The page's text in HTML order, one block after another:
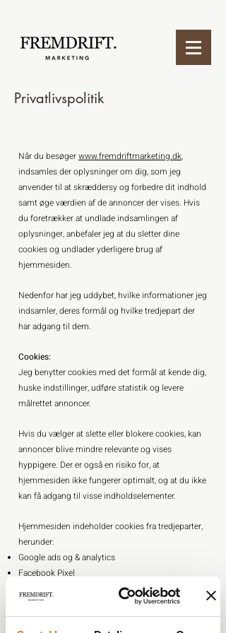
Privatlivspolitik
Når du besøgerwww.fremdriftmarketing.dk,
indsamles der oplysninger om dig, som jeg
anvender til at skræddersy og forbedre dit indhold
samt øge værdien af de annoncer der vises. Hvis
du foretrækker at undlade indsamlingen af
oplysninger, anbefaler jeg at du sletter dine
cookies og undlader yderligere brug af
hjemmesiden.
Nedenfor har jeg uddybet, hvilke informationer jeg
indsamler, deres formål og hvilke tredjepart der
har adgang til dem.
Cookies:
Jeg benytter cookies med det formål at kende dig,
huske indstillinger, udføre statistik og levere
målrettet annoncer.
Hvis du vælger at slette eller blokere cookies, kan
annoncer blive mindre relevante og vises
hyppigere. Der er også en risiko for, at
hjemmesiden ikke fungerer optimalt, og at du ikke
kan få adgang til visse indholdselementer.
Hjemmesiden indeholder cookies fra tredjeparter,
herunder:
Google ads og & analytics
Facebook Pixel
Ved nedenstående links, at kan du se hvilke links